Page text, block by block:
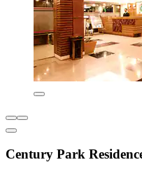
Century Park